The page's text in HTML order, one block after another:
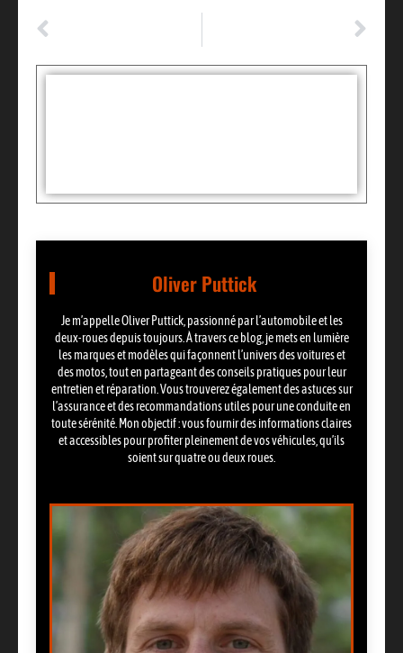
Oliver Puttick
Je m’appelle Oliver Puttick, passionné par l’automobile et les
deux-roues depuis toujours. À travers ce blog, je mets en lumière
les marques et modèles qui façonnent l’univers des voitures et
des motos, tout en partageant des conseils pratiques pour leur
entretien et réparation. Vous trouverez également des astuces sur
l’assurance et des recommandations utiles pour une conduite en
toute sérénité. Mon objectif : vous fournir des informations claires
et accessibles pour profiter pleinement de vos véhicules, qu’ils
soient sur quatre ou deux roues.